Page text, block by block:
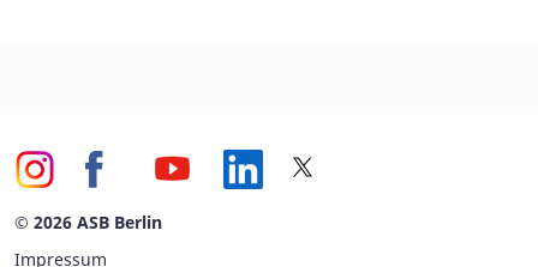
© 2026 ASB Berlin
Impressum